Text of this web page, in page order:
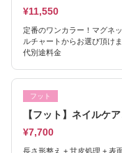
¥11,550
定番のワンカラー！マグネ
ルチャートからお選び頂
代別途料金
フット
【フット】ネイルケ
¥7,700
長さ形整え + 甘皮処理 + 表